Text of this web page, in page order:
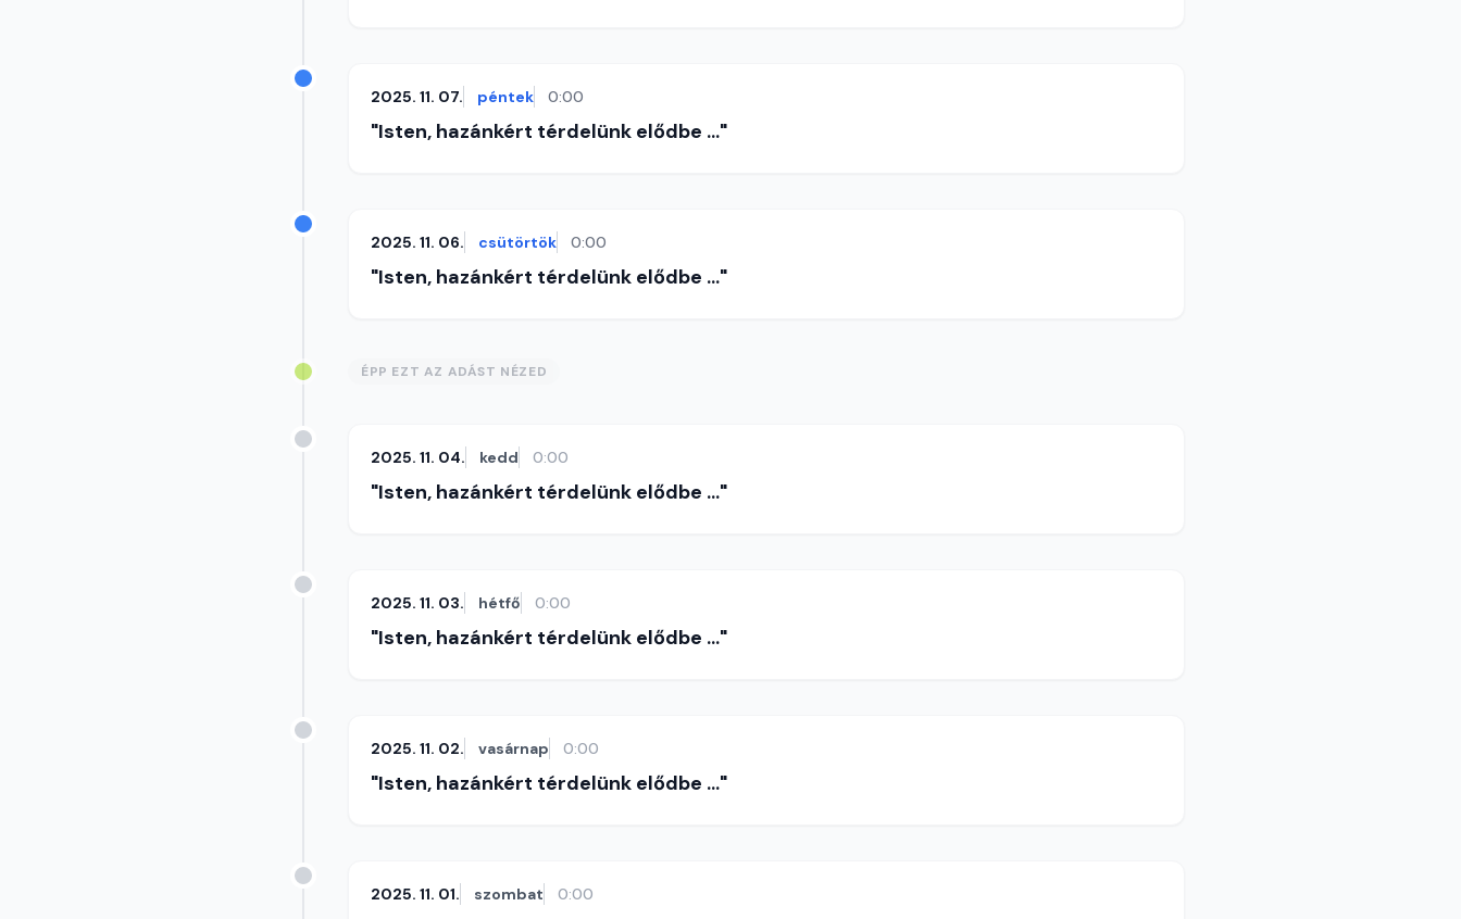
2025. 11. 07. péntek 0:00
"Isten, hazánkért térdelünk elődbe ..."
2025. 11. 06. csütörtök 0:00
"Isten, hazánkért térdelünk elődbe ..."
ÉPP EZT AZ ADÁST NÉZED
2025. 11. 04. kedd 0:00
"Isten, hazánkért térdelünk elődbe ..."
2025. 11. 03. hétfő 0:00
"Isten, hazánkért térdelünk elődbe ..."
2025. 11. 02. vasárnap 0:00
"Isten, hazánkért térdelünk elődbe ..."
2025. 11. 01. szombat 0:00